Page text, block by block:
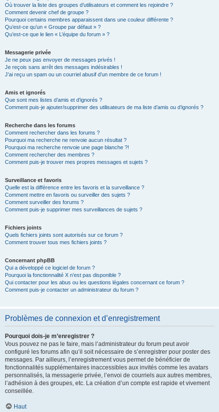
Où trouver la liste des groupes d’utilisateurs et comment les rejoindre ?
Comment devenir chef de groupe ?
Pourquoi certains membres apparaissent dans une couleur différente ?
Qu’est-ce qu’un « Groupe par défaut » ?
Qu’est-ce que le lien « L’équipe du forum » ?
Messagerie privée
Je ne peux pas envoyer de messages privés !
Je reçois sans arrêt des messages indésirables !
J’ai reçu un spam ou un courriel abusif d’un membre de ce forum !
Amis et ignorés
Que sont mes listes d’amis et d’ignorés ?
Comment puis-je ajouter/supprimer des utilisateurs de ma liste d’amis ou d’ignorés ?
Recherche dans les forums
Comment rechercher dans les forums ?
Pourquoi ma recherche ne renvoie aucun résultat ?
Pourquoi ma recherche renvoie une page blanche ?!
Comment rechercher des membres ?
Comment puis-je trouver mes propres messages et sujets ?
Surveillance et favoris
Quelle est la différence entre les favoris et la surveillance ?
Comment mettre en favoris ou surveiller des sujets ?
Comment surveiller des forums ?
Comment puis-je supprimer mes surveillances de sujets ?
Fichiers joints
Quels fichiers joints sont autorisés sur ce forum ?
Comment trouver tous mes fichiers joints ?
Concernant phpBB
Qui a développé ce logiciel de forum ?
Pourquoi la fonctionnalité X n’est pas disponible ?
Qui contacter pour les abus ou les questions légales concernant ce forum ?
Comment puis-je contacter un administrateur du forum ?
Problèmes de connexion et d’enregistrement
Pourquoi dois-je m’enregistrer ?
Vous pouvez ne pas le faire, mais l’administrateur du forum peut avoir
configuré les forums afin qu’il soit nécessaire de s’enregistrer pour poster des
messages. Par ailleurs, l’enregistrement vous permet de bénéficier de
fonctionnalités supplémentaires inaccessibles aux invités comme les avatars
personnalisés, la messagerie privée, l’envoi de courriels aux autres membres,
l’adhésion à des groupes, etc. La création d’un compte est rapide et vivement
conseillée.
Haut